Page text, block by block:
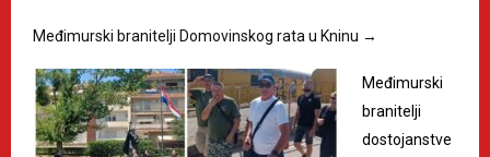
Međimurski branitelji Domovinskog rata u Kninu →
Međimurski
branitelji
dostojanstve